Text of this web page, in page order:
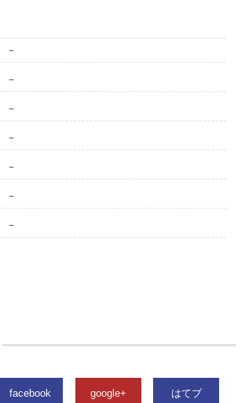
－
－
－
－
－
－
－
facebook google+ はてブ